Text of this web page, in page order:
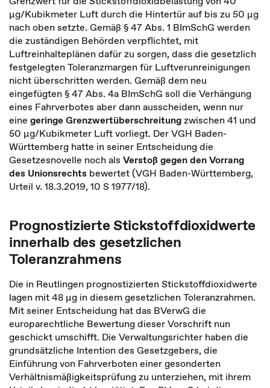
µg/Kubikmeter Luft durch die Hintertür auf bis zu 50 µg
nach oben setzte. Gemäß § 47 Abs. 1 BImSchG werden
die zuständigen Behörden verpflichtet, mit
Luftreinhalteplänen dafür zu sorgen, dass die gesetzlich
festgelegten Toleranzmargen für Luftverunreinigungen
nicht überschritten werden. Gemäß dem neu
eingefügten § 47 Abs. 4a BImSchG soll die Verhängung
eines Fahrverbotes aber dann ausscheiden, wenn nur
eine geringe Grenzwertüberschreitungzwischen 41 und
50 µg/Kubikmeter Luft vorliegt. Der VGH Baden-
Württemberg hatte in seiner Entscheidung die
Gesetzesnovelle noch als Verstoß gegen den Vorrang
des Unionsrechts bewertet (VGH Baden-Württemberg,
Urteil v. 18.3.2019, 10 S 1977/18).
Prognostizierte Stickstoffdioxidwerte
innerhalb des gesetzlichen
Toleranzrahmens
Die in Reutlingen prognostizierten Stickstoffdioxidwerte
lagen mit 48 µg in diesem gesetzlichen Toleranzrahmen.
Mit seiner Entscheidung hat das BVerwG die
europarechtliche Bewertung dieser Vorschrift nun
geschickt umschifft. Die Verwaltungsrichter haben die
grundsätzliche Intention des Gesetzgebers, die
Einführung von Fahrverboten einer gesonderten
Verhältnismäßigkeitsprüfung zu unterziehen, mit ihrem